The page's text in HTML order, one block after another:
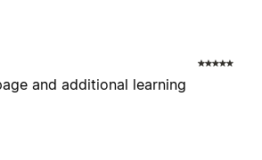
and additional learning